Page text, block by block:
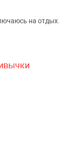
на отдых.